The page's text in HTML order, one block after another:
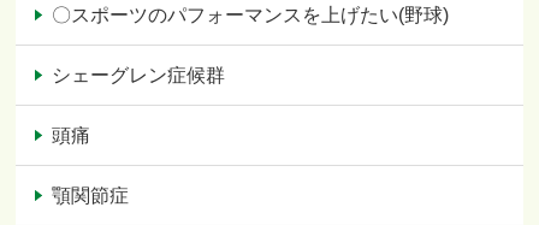
〇スポーツのパフォーマンスを上げたい(野球)
シェーグレン症候群
頭痛
顎関節症